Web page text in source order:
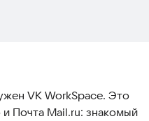
VK WorkSpace. Это
Почта Mail.ru: знакомый